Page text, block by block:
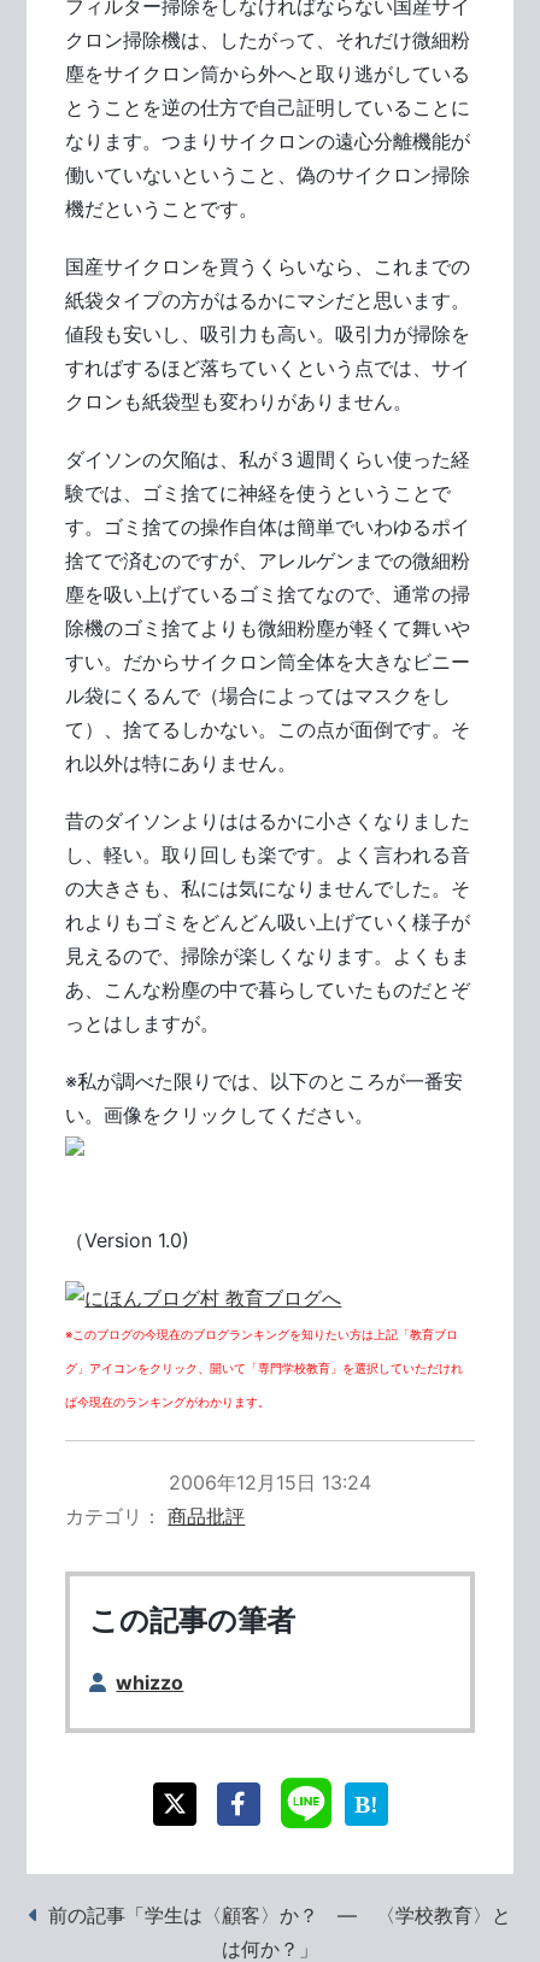
フィルター掃除をしなければならない国産サイ
クロン掃除機は、したがって、それだけ微細粉
塵をサイクロン筒から外へと取り逃がしている
とうことを逆の仕方で自己証明していることに
なります。つまりサイクロンの遠心分離機能が
働いていないということ、偽のサイクロン掃除
機だということです。
国産サイクロンを買うくらいなら、これまでの
紙袋タイプの方がはるかにマシだと思います。
値段も安いし、吸引力も高い。吸引力が掃除を
すればするほど落ちていくという点では、サイ
クロンも紙袋型も変わりがありません。
ダイソンの欠陥は、私が３週間くらい使った経
験では、ゴミ捨てに神経を使うということで
す。ゴミ捨ての操作自体は簡単でいわゆるポイ
捨てで済むのですが、アレルゲンまでの微細粉
塵を吸い上げているゴミ捨てなので、通常の掃
除機のゴミ捨てよりも微細粉塵が軽くて舞いや
すい。だからサイクロン筒全体を大きなビニー
ル袋にくるんで（場合によってはマスクをし
て）、捨てるしかない。この点が面倒です。そ
れ以外は特にありません。
昔のダイソンよりははるかに小さくなりました
し、軽い。取り回しも楽です。よく言われる音
の大きさも、私には気になりませんでした。そ
れよりもゴミをどんどん吸い上げていく様子が
見えるので、掃除が楽しくなります。よくもま
あ、こんな粉塵の中で暮らしていたものだとぞ
っとはしますが。
※私が調べた限りでは、以下のところが一番安
い。画像をクリックしてください。
（Version 1.0)
※このブログの今現在のブログランキングを知りたい方は上記「教育ブロ
グ」アイコンをクリック、開いて「専門学校教育」を選択していただけれ
ば今現在のランキングがわかります。
2006年12月15日 13:24
カテゴリ
商品批評
この記事の筆者
whizzo
前の記事「学生は〈顧客〉か？ ― 〈学校教育〉と
は何か？」